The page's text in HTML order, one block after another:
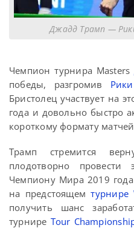
Джадд Трамп —
Чемпион турнира Masters
победы, разгромив
Бристолец участвует на
года и довольно быстро
короткому формату
Трамп стремится
плодотворно
Чемпиону Мира 2019
на предстоящемтурнире
получить шанс
турнире Tour